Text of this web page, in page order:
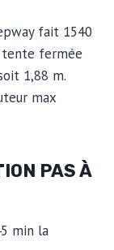
fait 1540
tente fermée
1,88 m.
max
PAS À
min la